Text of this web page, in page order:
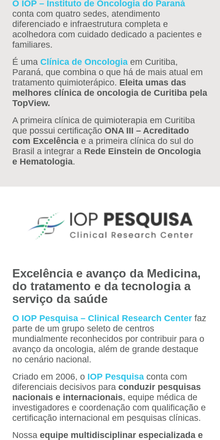
O IOP – Instituto de Oncologia do Paraná
conta com quatro sedes, atendimento
diferenciado e infraestrutura completa e
acolhedora com cuidado dedicado a pacientes e
familiares.
É uma Clínica de Oncologia em Curitiba,
Paraná, que combina o que há de mais atual em
tratamento quimioterápico. Eleita umas das
melhores clínica de oncologia de Curitiba pela
TopView.
A primeira clínica de quimioterapia em Curitiba
que possui certificação ONA III – Acreditado
com Excelência e a primeira clínica do sul do
Brasil a integrar a Rede Einstein de Oncologia
e Hematologia.
Excelência e avanço da Medicina,
do tratamento e da tecnologia a
serviço da saúde
O IOP Pesquisa – Clinical Research Center faz
parte de um grupo seleto de centros
mundialmente reconhecidos por contribuir para o
avanço da oncologia, além de grande destaque
no cenário nacional.
Criado em 2006, o IOP Pesquisa conta com
diferenciais decisivos para conduzir pesquisas
nacionais e internacionais, equipe médica de
investigadores e coordenação com qualificação e
certificação internacional em pesquisas clínicas.
Nossa equipe multidisciplinar especializada e